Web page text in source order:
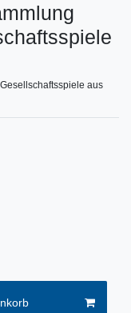
aus